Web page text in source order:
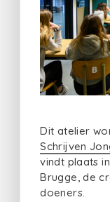
Dit atelier
Schrijven
vindt plaats
Brugge, de
doeners.